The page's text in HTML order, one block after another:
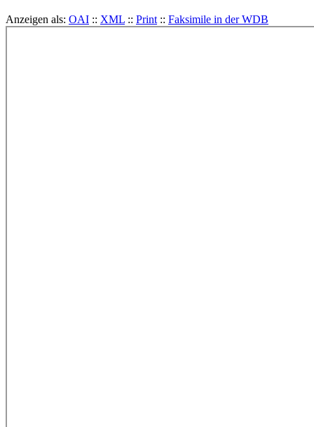
Anzeigen als: OAI :: XML :: Print :: Faksimile in der WDB